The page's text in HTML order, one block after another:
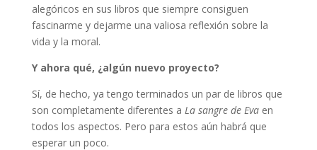
alegóricos en sus libros que siempre consiguen
fascinarme y dejarme una valiosa reflexión sobre la
vida y la moral.
Y ahora qué, ¿algún nuevo proyecto?
Sí, de hecho, ya tengo terminados un par de libros que
son completamente diferentes a La sangre de Evaen
todos los aspectos. Pero para estos aún habrá que
esperar un poco.